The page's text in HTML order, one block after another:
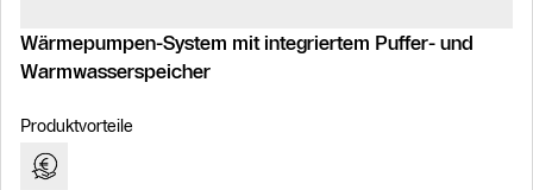
Wärmepumpen-System mit integriertem Puffer- und
Warmwasserspeicher
Produktvorteile